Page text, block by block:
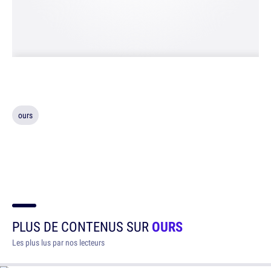
ours
PLUS DE CONTENUS SUROURS
Les plus lus par nos lecteurs